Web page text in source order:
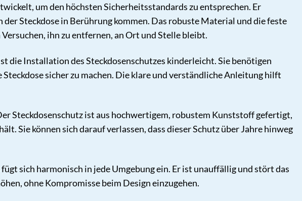
um den höchsten Sicherheitsstandards zu entsprechen. Er
Steckdose in Berührung kommen. Das robuste Material und die feste
ihn zu entfernen, an Ort und Stelle bleibt.
die Installation des Steckdosenschutzes kinderleicht. Sie benötigen
sicher zu machen. Die klare und verständliche Anleitung hilft
Steckdosenschutz ist aus hochwertigem, robustem Kunststoff gefertigt,
Sie können sich darauf verlassen, dass dieser Schutz über Jahre hinweg
sich harmonisch in jede Umgebung ein. Er ist unauffällig und stört das
ohne Kompromisse beim Design einzugehen.